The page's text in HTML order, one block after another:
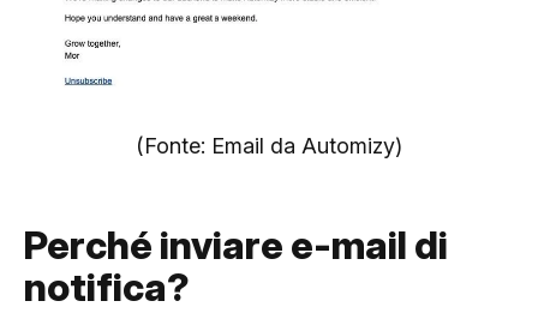
(Fonte: Email da Automizy)
Perché inviare e-mail di
notifica?